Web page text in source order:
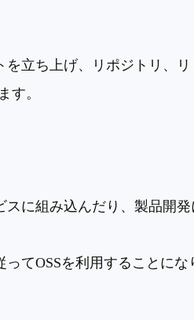
を立ち上げ、リポジトリ、
す。
スに組み込んだり、製品開
ってOSSを利用することにな